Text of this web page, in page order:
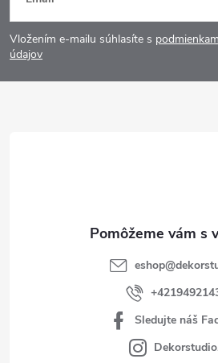
á
p
Vložením e-mailu súhlasíte s
údajov
eshop@
Sledujte náš